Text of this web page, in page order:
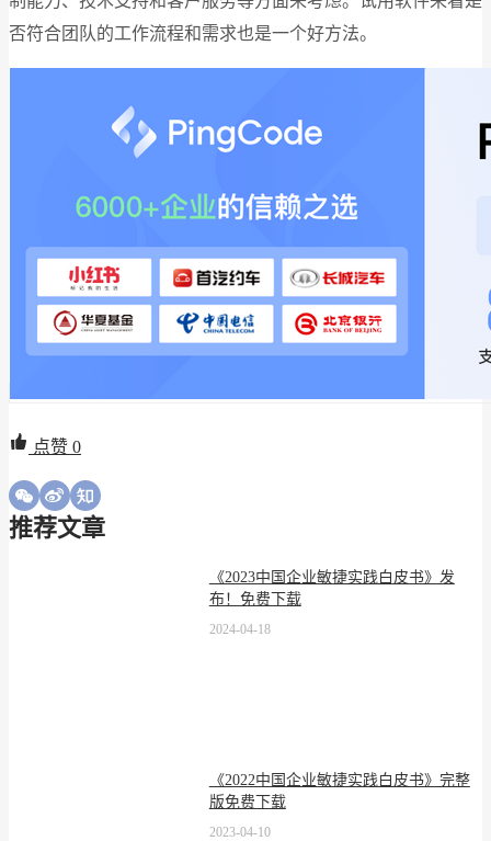
否符合团队的工作流程和需求也是一个好方法。
点赞 0
推荐文章
《2023中国企业敏捷实践白皮书》发
布！免费下载
2024-04-18
《2022中国企业敏捷实践白皮书》完整
版免费下载
2023-04-10